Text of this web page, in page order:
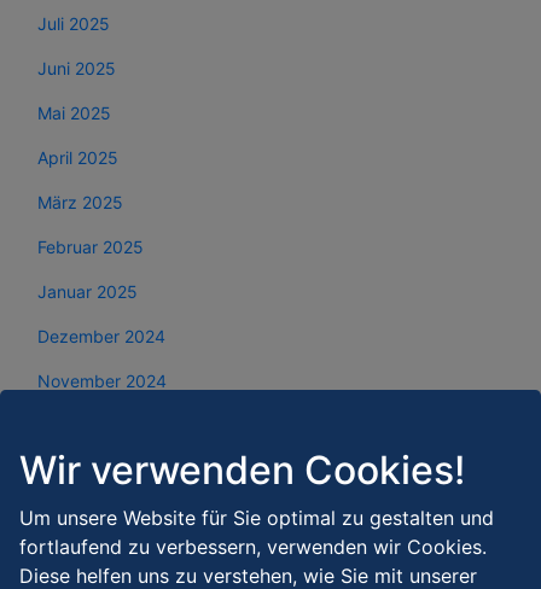
Juli 2025
Juni 2025
Mai 2025
April 2025
März 2025
Februar 2025
Januar 2025
Dezember 2024
November 2024
September 2024
August 2024
Juli 2024
Wir verwenden Cookies!
Um unsere Website für Sie optimal zu gestalten und
fortlaufend zu verbessern, verwenden wir Cookies.
Diese helfen uns zu verstehen, wie Sie mit unserer